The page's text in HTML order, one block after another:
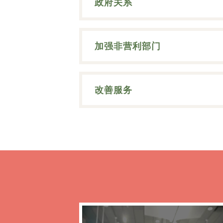
政府关系
加强非营利部门
改善服务